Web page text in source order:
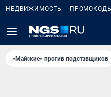
НЕДВИЖИМОСТЬ ПРОМОКОДЫ
«Майские» против подставщиков